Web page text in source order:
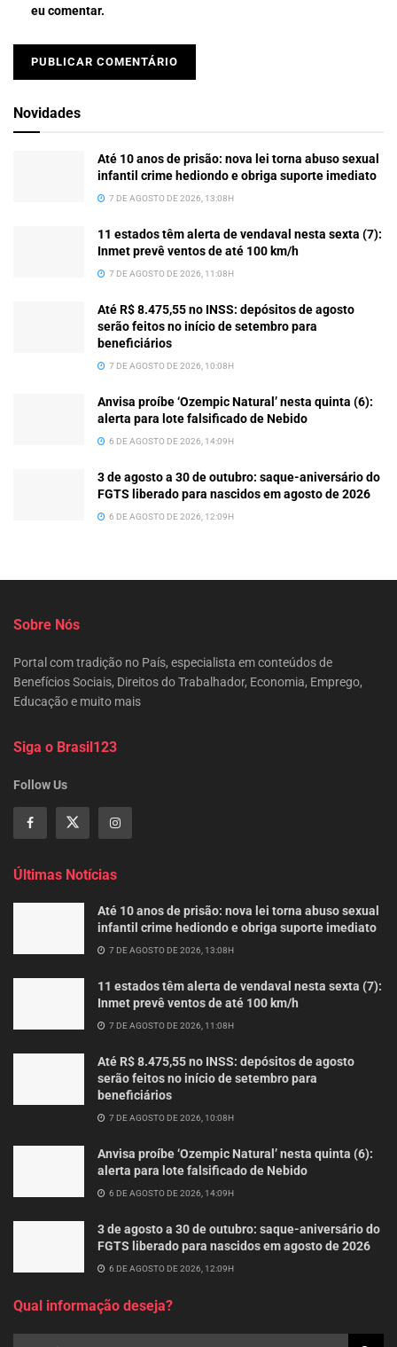
eu comentar.
Novidades
Até 10 anos de prisão: nova lei torna abuso sexual
infantil crime hediondo e obriga suporte imediato
7 DE AGOSTO DE 2026, 13:08H
11 estados têm alerta de vendaval nesta sexta (7):
Inmet prevê ventos de até 100 km/h
7 DE AGOSTO DE 2026, 11:08H
Até R$ 8.475,55 no INSS: depósitos de agosto
serão feitos no início de setembro para
beneficiários
7 DE AGOSTO DE 2026, 10:08H
Anvisa proíbe ‘Ozempic Natural’ nesta quinta (6):
alerta para lote falsificado de Nebido
6 DE AGOSTO DE 2026, 14:09H
3 de agosto a 30 de outubro: saque-aniversário do
FGTS liberado para nascidos em agosto de 2026
6 DE AGOSTO DE 2026, 12:09H
Sobre Nós
Portal com tradição no País, especialista em conteúdos de
Benefícios Sociais, Direitos do Trabalhador, Economia, Emprego,
Educação e muito mais
Siga o Brasil123
Follow Us
Últimas Notícias
Até 10 anos de prisão: nova lei torna abuso sexual
infantil crime hediondo e obriga suporte imediato
7 DE AGOSTO DE 2026, 13:08H
11 estados têm alerta de vendaval nesta sexta (7):
Inmet prevê ventos de até 100 km/h
7 DE AGOSTO DE 2026, 11:08H
Até R$ 8.475,55 no INSS: depósitos de agosto
serão feitos no início de setembro para
beneficiários
7 DE AGOSTO DE 2026, 10:08H
Anvisa proíbe ‘Ozempic Natural’ nesta quinta (6):
alerta para lote falsificado de Nebido
6 DE AGOSTO DE 2026, 14:09H
3 de agosto a 30 de outubro: saque-aniversário do
FGTS liberado para nascidos em agosto de 2026
6 DE AGOSTO DE 2026, 12:09H
Qual informação deseja?